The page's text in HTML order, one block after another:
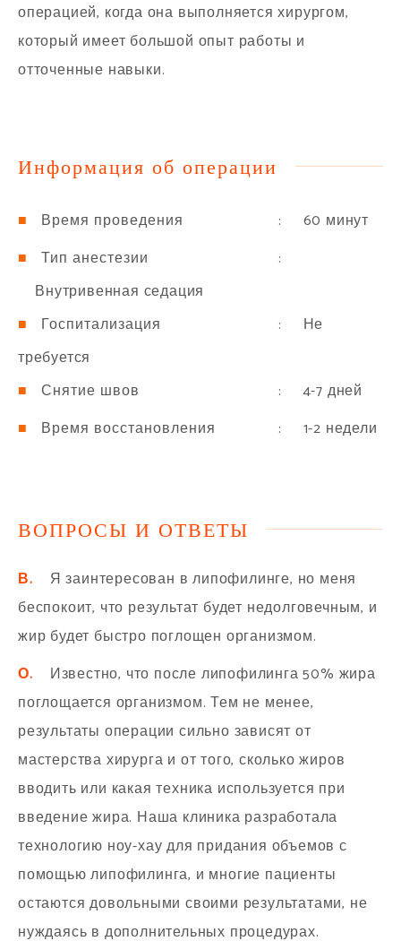
операцией, когда она выполняется хирургом,
который имеет большой опыт работы и
отточенные навыки.
Информация об операции
Время проведения
: 60 минут
Тип анестезии
:
Внутривенная седация
Госпитализация
: Не
требуется
Снятие швов
: 4-7 дней
Время восстановления
: 1-2 недели
ВОПРОСЫ И ОТВЕТЫ
В. Я заинтересован в липофилинге, но меня
беспокоит, что результат будет недолговечным, и
жир будет быстро поглощен организмом.
О. Известно, что после липофилинга 50% жира
поглощается организмом. Тем не менее,
результаты операции сильно зависят от
мастерства хирурга и от того, сколько жиров
вводить или какая техника используется при
введение жира. Наша клиника разработала
технологию ноу-хау для придания объемов с
помощью липофилинга, и многие пациенты
остаются довольными своими результатами, не
нуждаясь в дополнительных процедурах.